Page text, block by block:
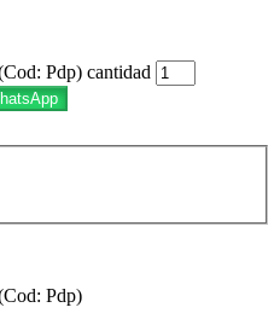
Pdp) cantidad
Pdp)